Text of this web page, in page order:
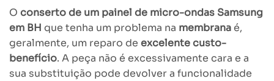
O conserto de um painel de micro-ondas Samsung
em BH que tenha um problema na membranaé,
geralmente, um reparo de excelente custo-
benefício. A peça não é excessivamente cara e a
sua substituição pode devolver a funcionalidade